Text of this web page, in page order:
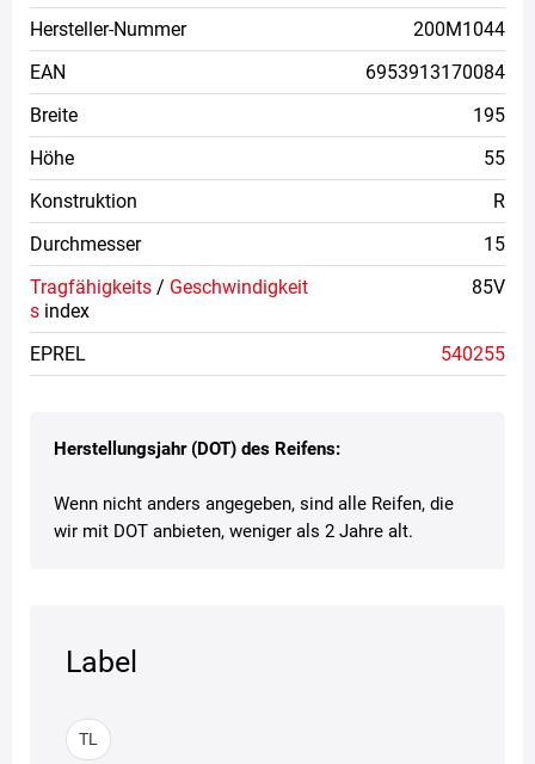
Herstellungsjahr (DOT) des Reifens:
Wenn nicht anders angegeben, sind alle Reifen, die
wir mit DOT anbieten, weniger als 2 Jahre alt.
Label
TL
Hersteller-Nummer
200M1044
EAN
6953913170084
Breite
195
Höhe
55
Konstruktion
R
Durchmesser
15
Tragfähigkeits / Geschwindigkeit
s index
85V
EPREL 540255